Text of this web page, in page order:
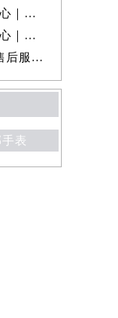
8、成都萧邦官方售后服务中心｜官方热线和门店地址权威信息公示（2026年
9、成都萧邦官方售后服务中心｜维修地址与售后服务电话权威信息公示（20
10、亲身探访成都萧邦官方售后服务中心｜完整维修地址及售后电话（2026年
表